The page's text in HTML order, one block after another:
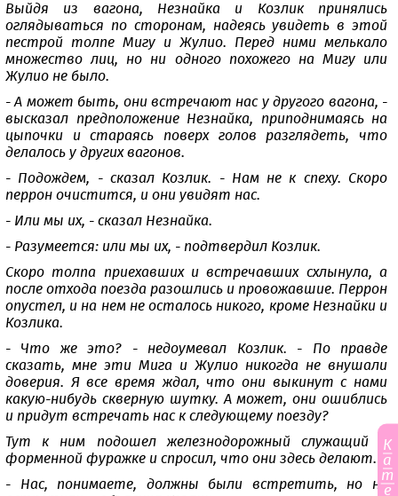
Выйдя из вагона, Незнайка и Козлик принялись
оглядываться по сторонам, надеясь увидеть в этой
пестрой толпе Мигу и Жулио. Перед ними мелькало
множество лиц, но ни одного похожего на Мигу или
Жулио не было.
- А может быть, они встречают нас у другого вагона, -
высказал предположение Незнайка, приподнимаясь на
цыпочки и стараясь поверх голов разглядеть, что
делалось у других вагонов.
- Подождем, - сказал Козлик. - Нам не к спеху. Скоро
перрон очистится, и они увидят нас.
- Или мы их, - сказал Незнайка.
- Разумеется: или мы их, - подтвердил Козлик.
Скоро толпа приехавших и встречавших схлынула, а
после отхода поезда разошлись и провожавшие. Перрон
опустел, и на нем не осталось никого, кроме Незнайки и
Козлика.
- Что же это? - недоумевал Козлик. - По правде
сказать, мне эти Мига и Жулио никогда не внушали
доверия. Я все время ждал, что они выкинут с нами
какую-нибудь скверную шутку. А может, они ошиблись
и придут встречать нас к следующему поезду?
Тут к ним подошел железнодорожный служащий в
форменной фуражке и спросил, что они здесь делают.
- Нас, понимаете, должны были встретить, но не
К
а
т
е